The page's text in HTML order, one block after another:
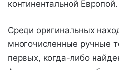
континентальной Европой.
Среди оригинальных
многочисленные ручные
первых, когда-либо